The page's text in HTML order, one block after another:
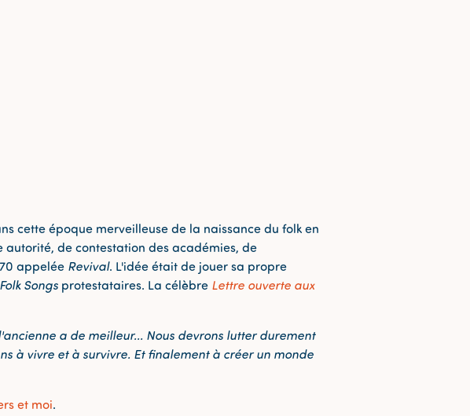
cette époque merveilleuse de la naissance du folk en
de contestation des académies, de
appelée Revival. L'idée était de jouer sa propre
Folk Songs protestataires. La célèbre Lettre ouverte aux
a de meilleur... Nous devrons lutter durement
à vivre et à survivre. Et finalement à créer un monde
et moi.